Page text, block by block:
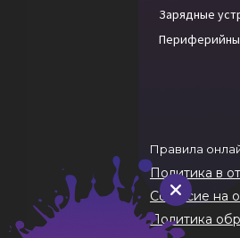
Зарядные
Правила
Политика в
Согласие на
Политика